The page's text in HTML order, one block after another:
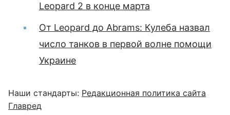
Leopard 2 в конце марта
От Leopard до Abrams: Кулеба назвал
число танков в первой волне помощи
Украине
Наши стандарты: Редакционная политика сайта
Главред